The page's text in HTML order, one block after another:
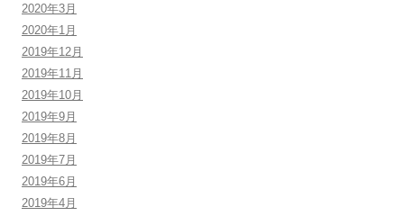
2020年3月
2020年1月
2019年12月
2019年11月
2019年10月
2019年9月
2019年8月
2019年7月
2019年6月
2019年4月